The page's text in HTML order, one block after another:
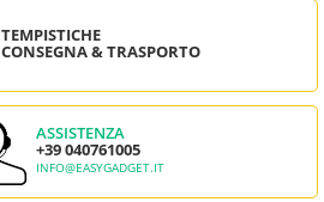
TEMPISTICHE
CONSEGNA & TRASPORTO
ASSISTENZA
+39 040761005
INFO@EASYGADGET.IT